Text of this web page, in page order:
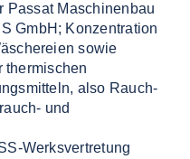
Passat Maschinenbau
GmbH; Konzentration
sowie
thermischen
also Rauch-
und
Werksvertretung